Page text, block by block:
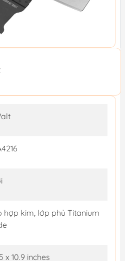
hợp kim, lớp phủ Titanium
x 10.9 inches